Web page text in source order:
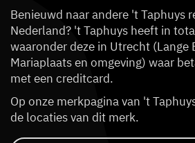
Benieuwd naar andere 't Taphuys
Nederland? 't Taphuys heeft in
waaronder deze in Utrecht (Lange
Mariaplaats en omgeving) waar
met een creditcard.
Op onze merkpagina van 't
de locaties van dit merk.